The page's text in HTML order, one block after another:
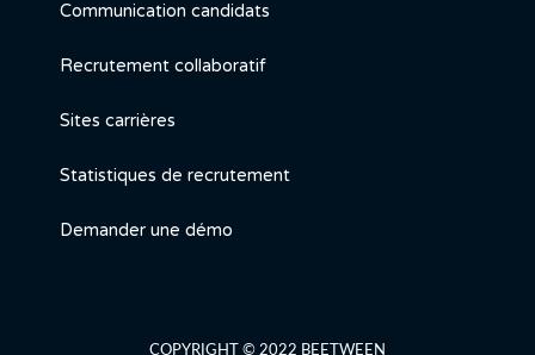
Communication candidats
Recrutement collaboratif
Sites carrières
Statistiques de recrutement
Demander une démo
COPYRIGHT © 2022 BEETWEEN